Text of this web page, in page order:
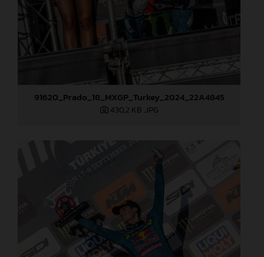
91620_Prado_18_MXGP_Turkey_2024_22A4845
430,2 KB .JPG